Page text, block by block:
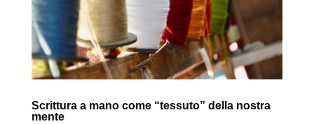
Scrittura a mano come “tessuto” della nostra
mente